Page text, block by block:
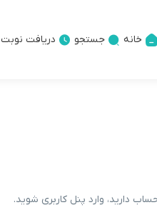
خانه جستجو دریافت نوبت
دارید، وارد پنل کاربری شوید.